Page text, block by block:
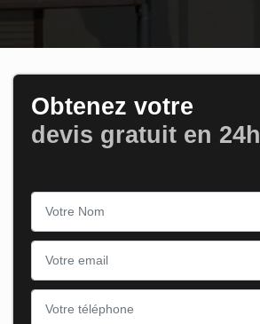
Obtenez votre
devis gratuit en 24h